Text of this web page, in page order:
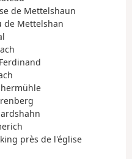
de Mettelshaun
de Mettelshan
près de l'église